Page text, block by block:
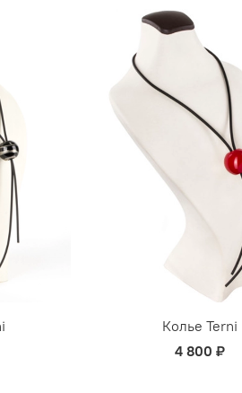
Колье Terni
4 800 ₽